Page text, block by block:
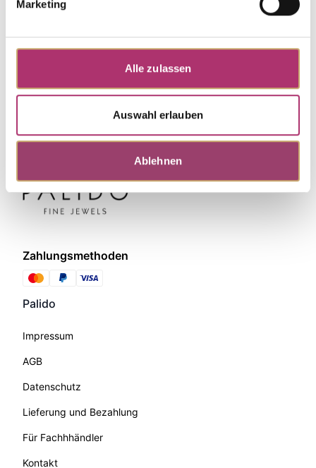
Marketing
Alle zulassen
Auswahl erlauben
Ablehnen
Zahlungsmethoden
Palido
Impressum
AGB
Datenschutz
Lieferung und Bezahlung
Für Fachhhändler
Kontakt